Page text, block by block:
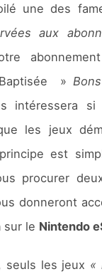
jeux
une des
aux
»
intéressera
les jeux
est
procurer
donneront
sur le Nintendo
seuls les jeux «